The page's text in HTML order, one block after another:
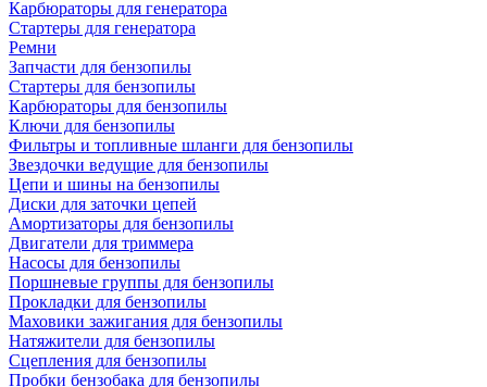
Карбюраторы для генератора
Стартеры для генератора
Ремни
Запчасти для бензопилы
Стартеры для бензопилы
Карбюраторы для бензопилы
Ключи для бензопилы
Фильтры и топливные шланги для бензопилы
Звездочки ведущие для бензопилы
Цепи и шины на бензопилы
Диски для заточки цепей
Амортизаторы для бензопилы
Двигатели для триммера
Насосы для бензопилы
Поршневые группы для бензопилы
Прокладки для бензопилы
Маховики зажигания для бензопилы
Натяжители для бензопилы
Сцепления для бензопилы
Пробки бензобака для бензопилы